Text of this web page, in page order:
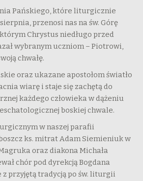
Pańskiego, które liturgicznie
przenosi nas na św. Górę
Chrystus niedługo przed
wybranym uczniom – Piotrowi,
chwałę.
oraz ukazane apostołom światło
wiarę i staje się zachętą do
każdego człowieka w dążeniu
boskiej chwale.
w naszej parafii
ks. mitrat Adam Siemieniuk w
oraz diakona Michała
chór pod dyrekcją Bogdana
przyjętą tradycją po św. liturgii